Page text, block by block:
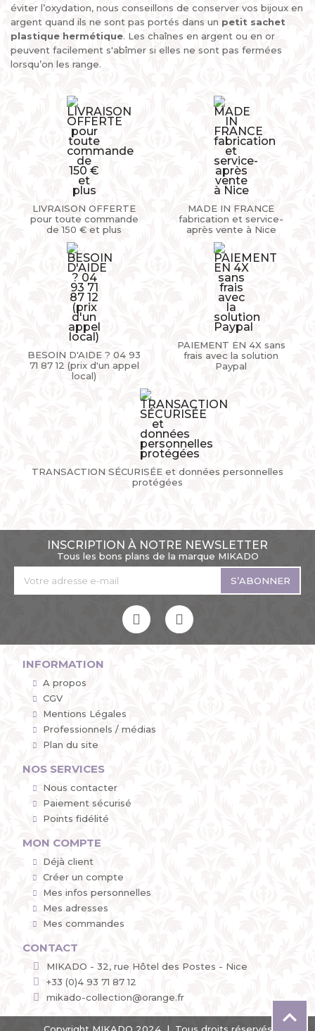

éviter l’oxydation, nous conseillons de conserver vos bijoux en
argent quand ils ne sont pas portés dans un petit sachet
plastique hermétique. Les chaînes en argent ou en or
peuvent facilement s'abîmer si elles ne sont pas fermées
lorsqu’on les range.
LIVRAISON OFFERTE
pour toute commande
de 150 € et plus
MADE IN FRANCE
fabrication et service-
après vente à Nice
BESOIN D'AIDE ? 04 93
71 87 12 (prix d'un appel
local)
PAIEMENT EN 4X sans
frais avec la solution
Paypal
TRANSACTION SÉCURISÉE et données personnelles
protégées
INSCRIPTION À NOTRE NEWSLETTER
Tous les bons plans de la marque MIKADO
S’ABONNER
INFORMATION
A propos
CGV
Mentions Légales
Professionnels / médias
Plan du site
NOS SERVICES
Nous contacter
Paiement sécurisé
Points fidélité
MON COMPTE
Déjà client
Créer un compte
Mes infos personnelles
Mes adresses
Mes commandes
CONTACT
MIKADO - 32, rue Hôtel des Postes - Nice
+33 (0)4 93 71 87 12
mikado-collection@orange.fr